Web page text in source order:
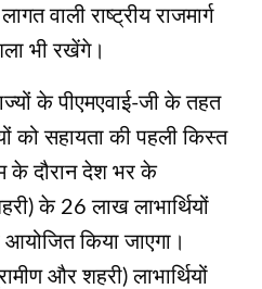
वाली राष्ट्रीय राजमार्ग
भी रखेंगे।
के पीएमएवाई-जी के तहत
को सहायता की पहली किस्त
के दौरान देश भर के
के 26 लाख लाभार्थियों
किया जाएगा।
और शहरी) लाभार्थियों